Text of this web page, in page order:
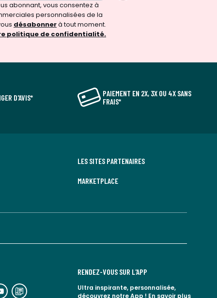
abonnant, vous consentez à
personnalisées de la
désabonnerà tout moment.
politique de confidentialité.
D'AVIS*
PAIEMENT EN 2X, 3X OU 4X SANS
FRAIS*
LES SITES PARTENAIRES
MARKETPLACE
lien
RENDEZ-VOUS SUR L'APP
Ultra inspirante, personnalisée,
découvrez notre App ! En savoir plus